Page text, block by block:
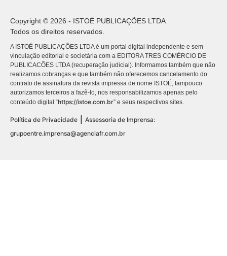
Copyright © 2026 - ISTOÉ PUBLICAÇÕES LTDA
Todos os direitos reservados.
A ISTOÉ PUBLICAÇÕES LTDA é um portal digital independente e sem
vinculação editorial e societária com a EDITORA TRES COMÉRCIO DE
PUBLICACÕES LTDA (recuperação judicial). Informamos também que não
realizamos cobranças e que também não oferecemos cancelamento do
contrato de assinatura da revista impressa de nome ISTOÉ, tampouco
autorizamos terceiros a fazê-lo, nos responsabilizamos apenas pelo
conteúdo digital “https://istoe.com.br” e seus respectivos sites.
Política de Privacidade
Assessoria de Imprensa:
grupoentre.imprensa@agenciafr.com.br